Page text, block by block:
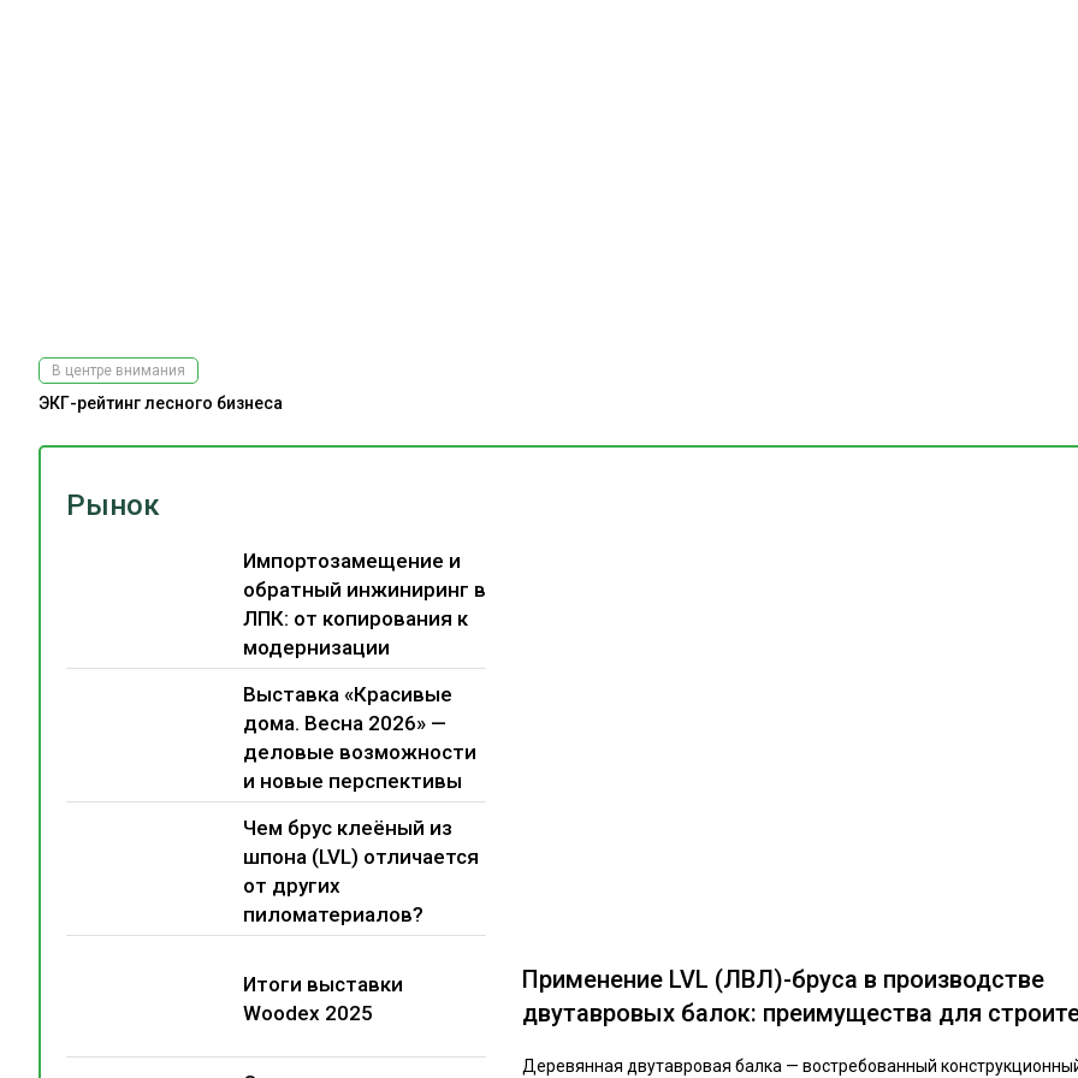
Рынок
Импортозамещение и
обратный инжиниринг в
ЛПК: от копирования к
модернизации
Выставка «Красивые
дома. Весна 2026» —
деловые возможности
и новые перспективы
Чем брус клеёный из
шпона (LVL) отличается
от других
пиломатериалов?
Итоги выставки
Woodex 2025
Применение LVL (ЛВЛ)-бруса в производстве
двутавровых балок: преимущества для
Деревянная двутавровая балка — востребованный
В центре внимания
ЭКГ-рейтинг лесного бизнеса